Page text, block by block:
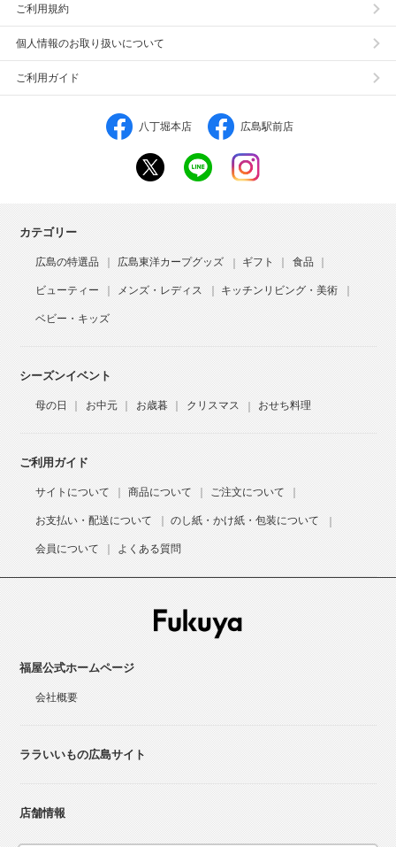
ご利用規約
個人情報のお取り扱いについて
ご利用ガイド
八丁堀本店 広島駅前店
カテゴリー
広島の特選品 広島東洋カープグッズ ギフト 食品
ビューティー メンズ・レディス キッチンリビング・美術
ベビー・キッズ
シーズンイベント
母の日 お中元 お歳暮 クリスマス おせち料理
ご利用ガイド
サイトについて 商品について ご注文について
お支払い・配送について のし紙・かけ紙・包装について
会員について よくある質問
福屋公式ホームページ
会社概要
ララいいもの広島サイト
店舗情報